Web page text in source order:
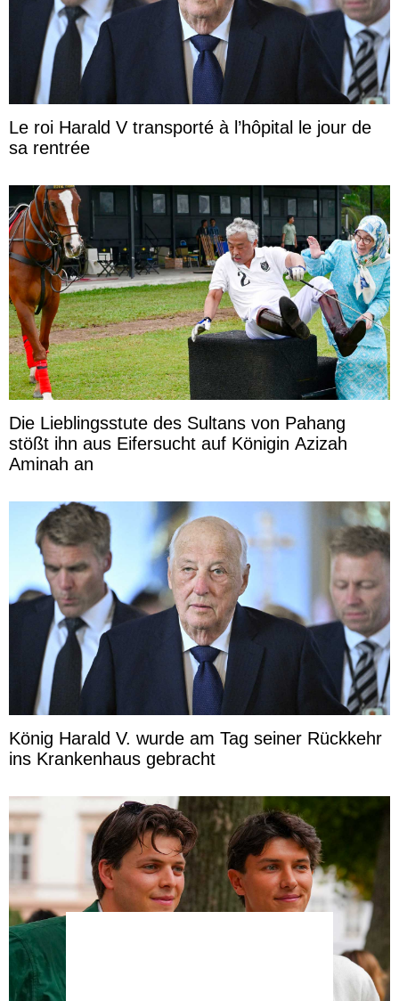
Le roi Harald V transporté à l’hôpital le jour de
sa rentrée
Die Lieblingsstute des Sultans von Pahang
stößt ihn aus Eifersucht auf Königin Azizah
Aminah an
König Harald V. wurde am Tag seiner Rückkehr
ins Krankenhaus gebracht